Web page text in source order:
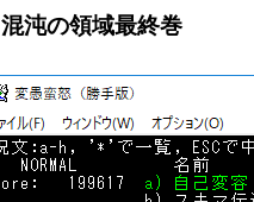
混沌の領域最終巻